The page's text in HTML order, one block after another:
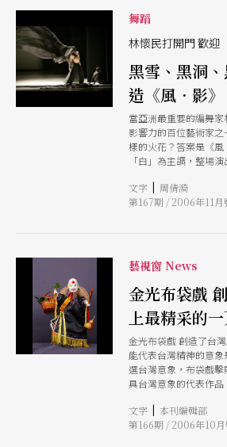
合作在表現當代性上，
局。 在拚湊起來的動
《風．影》的編舞家，
表蔡國強符號的「爆
題，更可能因此創造了
種新美學的表現形式
影的方法來呈現蔡大
些抄捷徑了，當然為
設計出舞者模仿京劇場
炸」投影在白色大旗
乎跟看好萊塢電影一樣
「雲門」表演的那五萬
驗上產生很單純化的
來的東、西方動作之中
部，仍然無法從編舞
（裝置、影像、聲音
過現實思維得以捕捉
自己形塑的隱喻嵌於其
倒映出來的身體像顯微
蛙呱呱叫的音效，詭
延展的旨意缺少了一定
「意義」的隱喻，反
導致作品的隱喻系統在
力形塑身體隱喻的深度
舞蹈
林懷民打開門 歡迎
黑雪、黑洞
造《風．影》
當亞洲最重要的編舞
影響力的百位藝術家
樣的火花？答案是《風
「白」為主調，整場
文字 | 周倩漪
第167期 / 2006年11月
藝視窗 News
金光布袋戲
上最精采的
金光布袋戲 創造了台
能代表台灣精神的意
選台灣意象，布袋戲
具台灣意象的代表作
劃了台灣「金光布袋戲
台灣本土特色的布袋戲
文字 | 本刊編輯部
第166期 / 2006年10月